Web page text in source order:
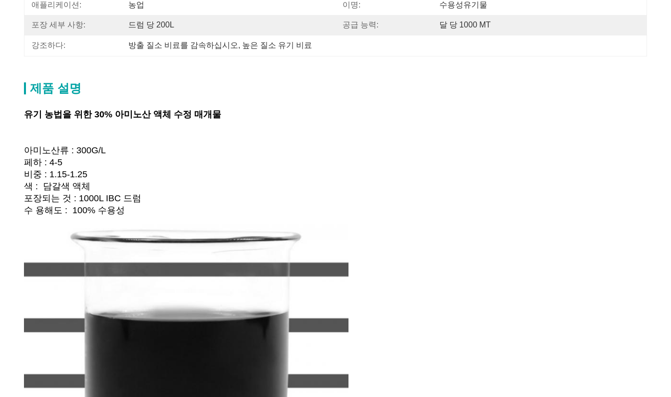
애플리케이션: 농업 이명: 수용성유기물
포장 세부 사항: 드럼 당 200L 공급 능력: 달 당 1000 MT
강조하다: 방출 질소 비료를 감속하십시오, 높은 질소 유기 비료
제품 설명
유기 농법을 위한 30% 아미노산 액체 수정 매개물
아미노산류 : 300G/L
페하 : 4-5
비중 : 1.15-1.25
색 : 담갈색 액체
포장되는 것 : 1000L IBC 드럼
수 용해도 : 100% 수용성